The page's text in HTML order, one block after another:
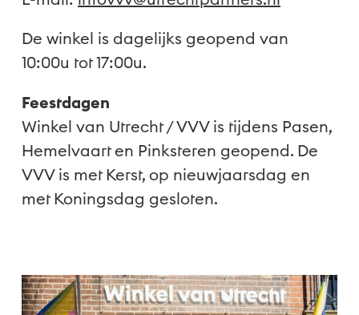
De winkel is dagelijks geopend van
10:00u tot 17:00u.
Feestdagen
Winkel van Utrecht / VVV is tijdens Pasen,
Hemelvaart en Pinksteren geopend. De
VVV is met Kerst, op nieuwjaarsdag en
met Koningsdag gesloten.